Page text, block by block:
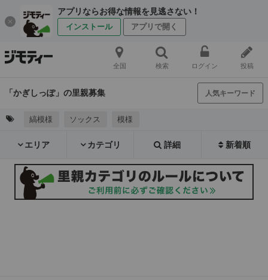
アプリならお得な情報を見逃さない！
インストール アプリで開く
全国 検索 ログイン 投稿
「かぎしっぽ」の里親募集 人気キーワード
縞模様 ソックス 模様
エリア カテゴリ 詳細 新着順